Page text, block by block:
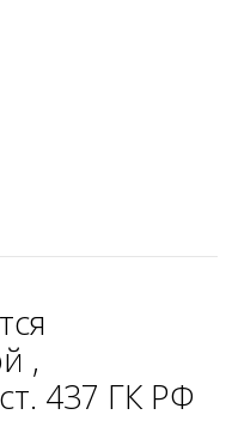
,
437 ГК РФ